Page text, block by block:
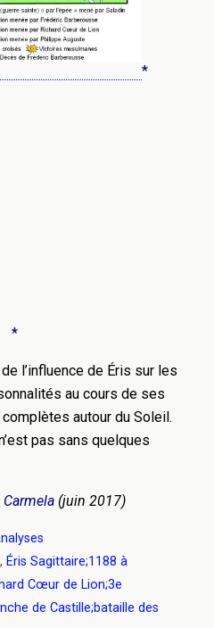
*
*
l’influence de Éris sur les
au cours de ses
autour du Soleil.
pas sans quelques
(juin 2017)
, Éris Sagittaire;1188 à
Cœur de Lion;3e
de Castille;bataille des